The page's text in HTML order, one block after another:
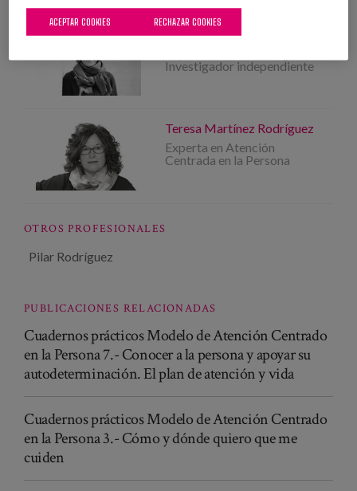
Pura Diaz-Veiga
Investigador independiente
Teresa Martínez Rodríguez
Experta en Atención
Centrada en la Persona
OTROS PROFESIONALES
Pilar Rodríguez
PUBLICACIONES RELACIONADAS
Cuadernos prácticos Modelo de Atención Centrado
en la Persona 7.- Conocer a la persona y apoyar su
autodeterminación. El plan de atención y vida
Cuadernos prácticos Modelo de Atención Centrado
en la Persona 3.- Cómo y dónde quiero que me
cuiden
RECHAZAR COOKIES
ACEPTAR COOKIES